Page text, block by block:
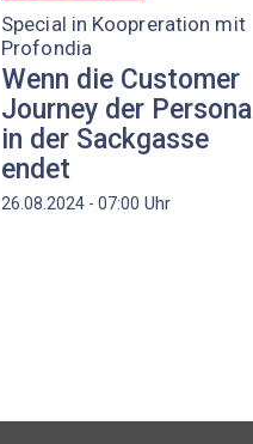
Special in Koopreration mit
Profondia
Wenn die Customer
Journey der Persona
in der Sackgasse
endet
26.08.2024 - 07:00 Uhr